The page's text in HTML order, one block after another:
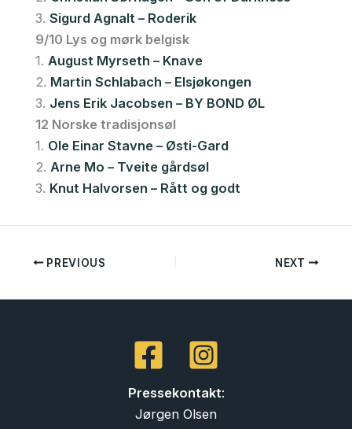
3. Sigurd Agnalt – Roderik
9/10 Lys og mørk belgisk
1. August Myrseth – Knave
2. Martin Schlabach – Elsjøkongen
3. Jens Erik Jacobsen – BY BOND ØL
12 Norske tradisjonsøl
1. Ole Einar Stavne – Østi-Gard
2. Arne Mo – Tveite gårdsøl
3. Knut Halvorsen – Rått og godt
PREVIOUS NEXT
Pressekontakt:
Jørgen Olsen